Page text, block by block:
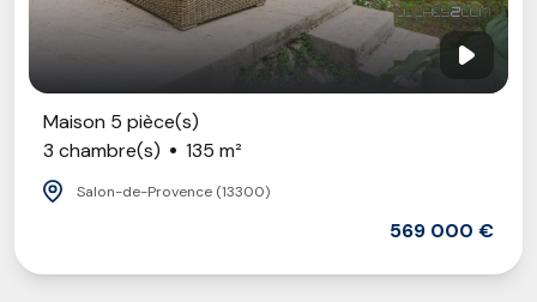
Maison 5 pièce(s)
3 chambre(s)
135 m²
Salon-de-Provence (13300)
569 000 €